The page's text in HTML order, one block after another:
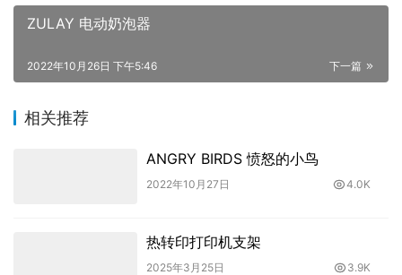
ZULAY 电动奶泡器
下一篇
2022年10月26日 下午5:46
相关推荐
ANGRY BIRDS 愤怒的小鸟
2022年10月27日 4.0K
热转印打印机支架
2025年3月25日 3.9K